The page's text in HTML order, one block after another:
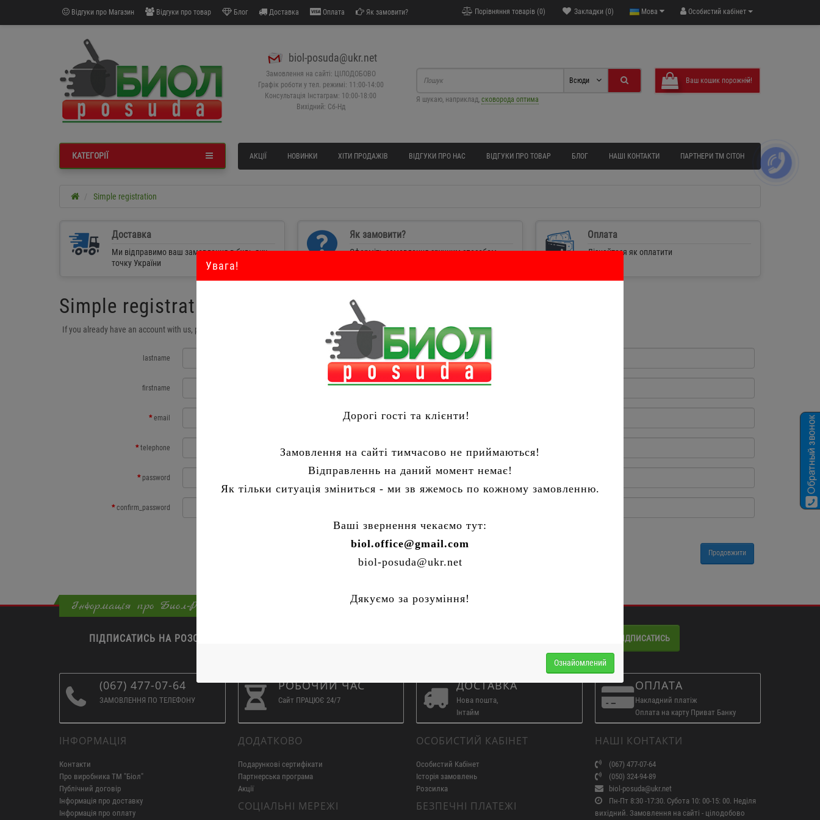
Відгуки про Магазин Відгуки про товар Блог Доставка Оплата Як замовити? Особистий кабінет
Мова
Закладки (0)
Порівняння товарів (0)
biol-posuda@ukr.net
Замовлення на сайті: ЦІЛОДОБОВО
Графік роботи у тел. режимі: 11:00-14:00
Консультація Інстаграм: 10:00-18:00
Вихідний: Сб-Нд
Ваш кошик порожній!
Всюди
Я шукаю, наприклад, сковорода оптима
АКЦІЇ НОВИНКИ ХІТИ ПРОДАЖІВ ВІДГУКИ ПРО НАС ВІДГУКИ ПРО ТОВАР БЛОГ НАШІ КОНТАКТИ ПАРТНЕРИ ТМ СІТОН
КАТЕГОРІЇ
Simple registration
Доставка
Ми відправимо ваш замовлення в будь-яку
точку України
Як замовити?
Оформіть замовлення зручним способом
Оплата
Дізнайтеся як оплатити
Simple registration
If you already have an account with us, please login at the
lastname
firstname
email
telephone
password
confirm_password
Продовжити
Інформація про Биол-Posuda
ПІДПИСАТИСЬ НА РОЗСИЛКУ ПІДПИСАТИСЬ
(067) 477-07-64
ЗАМОВЛЕННЯ ПО ТЕЛЕФОНУ
РОБОЧИЙ ЧАС
Сайт ПРАЦЮЄ 24/7
ДОСТАВКА
Нова пошта,
Інтайм
ОПЛАТА
Накладний платіж
Оплата на карту Приват Банку
ІНФОРМАЦІЯ
Контакти
Про виробника ТМ "Біол"
Публічний договір
Інформація про доставку
Інформація про оплату
ДОДАТКОВО
Подарункові сертифікати
Партнерська програма
Акції
СОЦІАЛЬНІ МЕРЕЖІ
ОСОБИСТИЙ КАБІНЕТ
Особистий Кабінет
Історія замовлень
Розсилка
БЕЗПЕЧНІ ПЛАТЕЖІ
НАШІ КОНТАКТИ
(067) 477-07-64
(050) 324-94-89
biol-posuda@ukr.net
Пн-Пт 8:30 -17:30. Субота 10: 00-15: 00. Неділя
вихідний. Замовлення на сайті - цілодобово
Увага!
Дорогі гості та клієнти!
Замовлення на сайті тимчасово не приймаються!
Відправленнь на даний момент немає!
Як тільки ситуація зміниться - ми зв яжемось по кожному замовленню.
Ваші звернення чекаємо тут:
biol.office@gmail.com
biol-posuda@ukr.net
Дякуємо за розуміння!
Ознайомлений